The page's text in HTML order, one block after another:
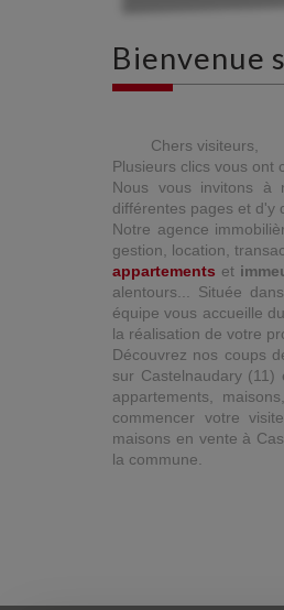
Bienvenue
Chers visiteurs,
Plusieurs clics vous ont
Nous vous invitons à
différentes pages et d'y
Notre agence
gestion, location,
appartements et
alentours... Située
équipe vous accueille
la réalisation de votre
Découvrez nos coups
sur Castelnaudary
appartements,
commencer votre
maisons en vente à
la commune.
Ricaud
Maison